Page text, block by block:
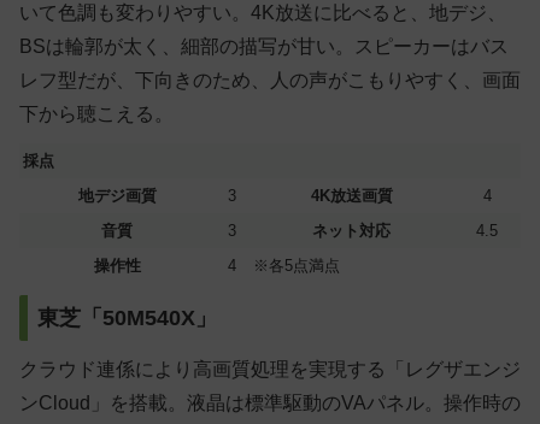
いて色調も変わりやすい。4K放送に比べると、地デジ、
BSは輪郭が太く、細部の描写が甘い。スピーカーはバス
レフ型だが、下向きのため、人の声がこもりやすく、画面
下から聴こえる。
採点
地デジ画質
3 4K放送画質
4
音質
3 ネット対応
4.5
操作性
4 ※各5点満点
東芝「50M540X」
クラウド連係により高画質処理を実現する「レグザエンジ
ンCloud」を搭載。液晶は標準駆動のVAパネル。操作時の